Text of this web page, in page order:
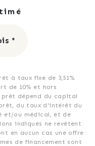
*
à taux fixe de 3,51%
de 10% et hors
prêt dépend du capital
du taux d'intérêt du
et/ou médical, et de
indiqués ne revêtent
en aucun cas une offre
de financement sont